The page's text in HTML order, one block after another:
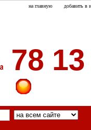
на главную добавить в
78